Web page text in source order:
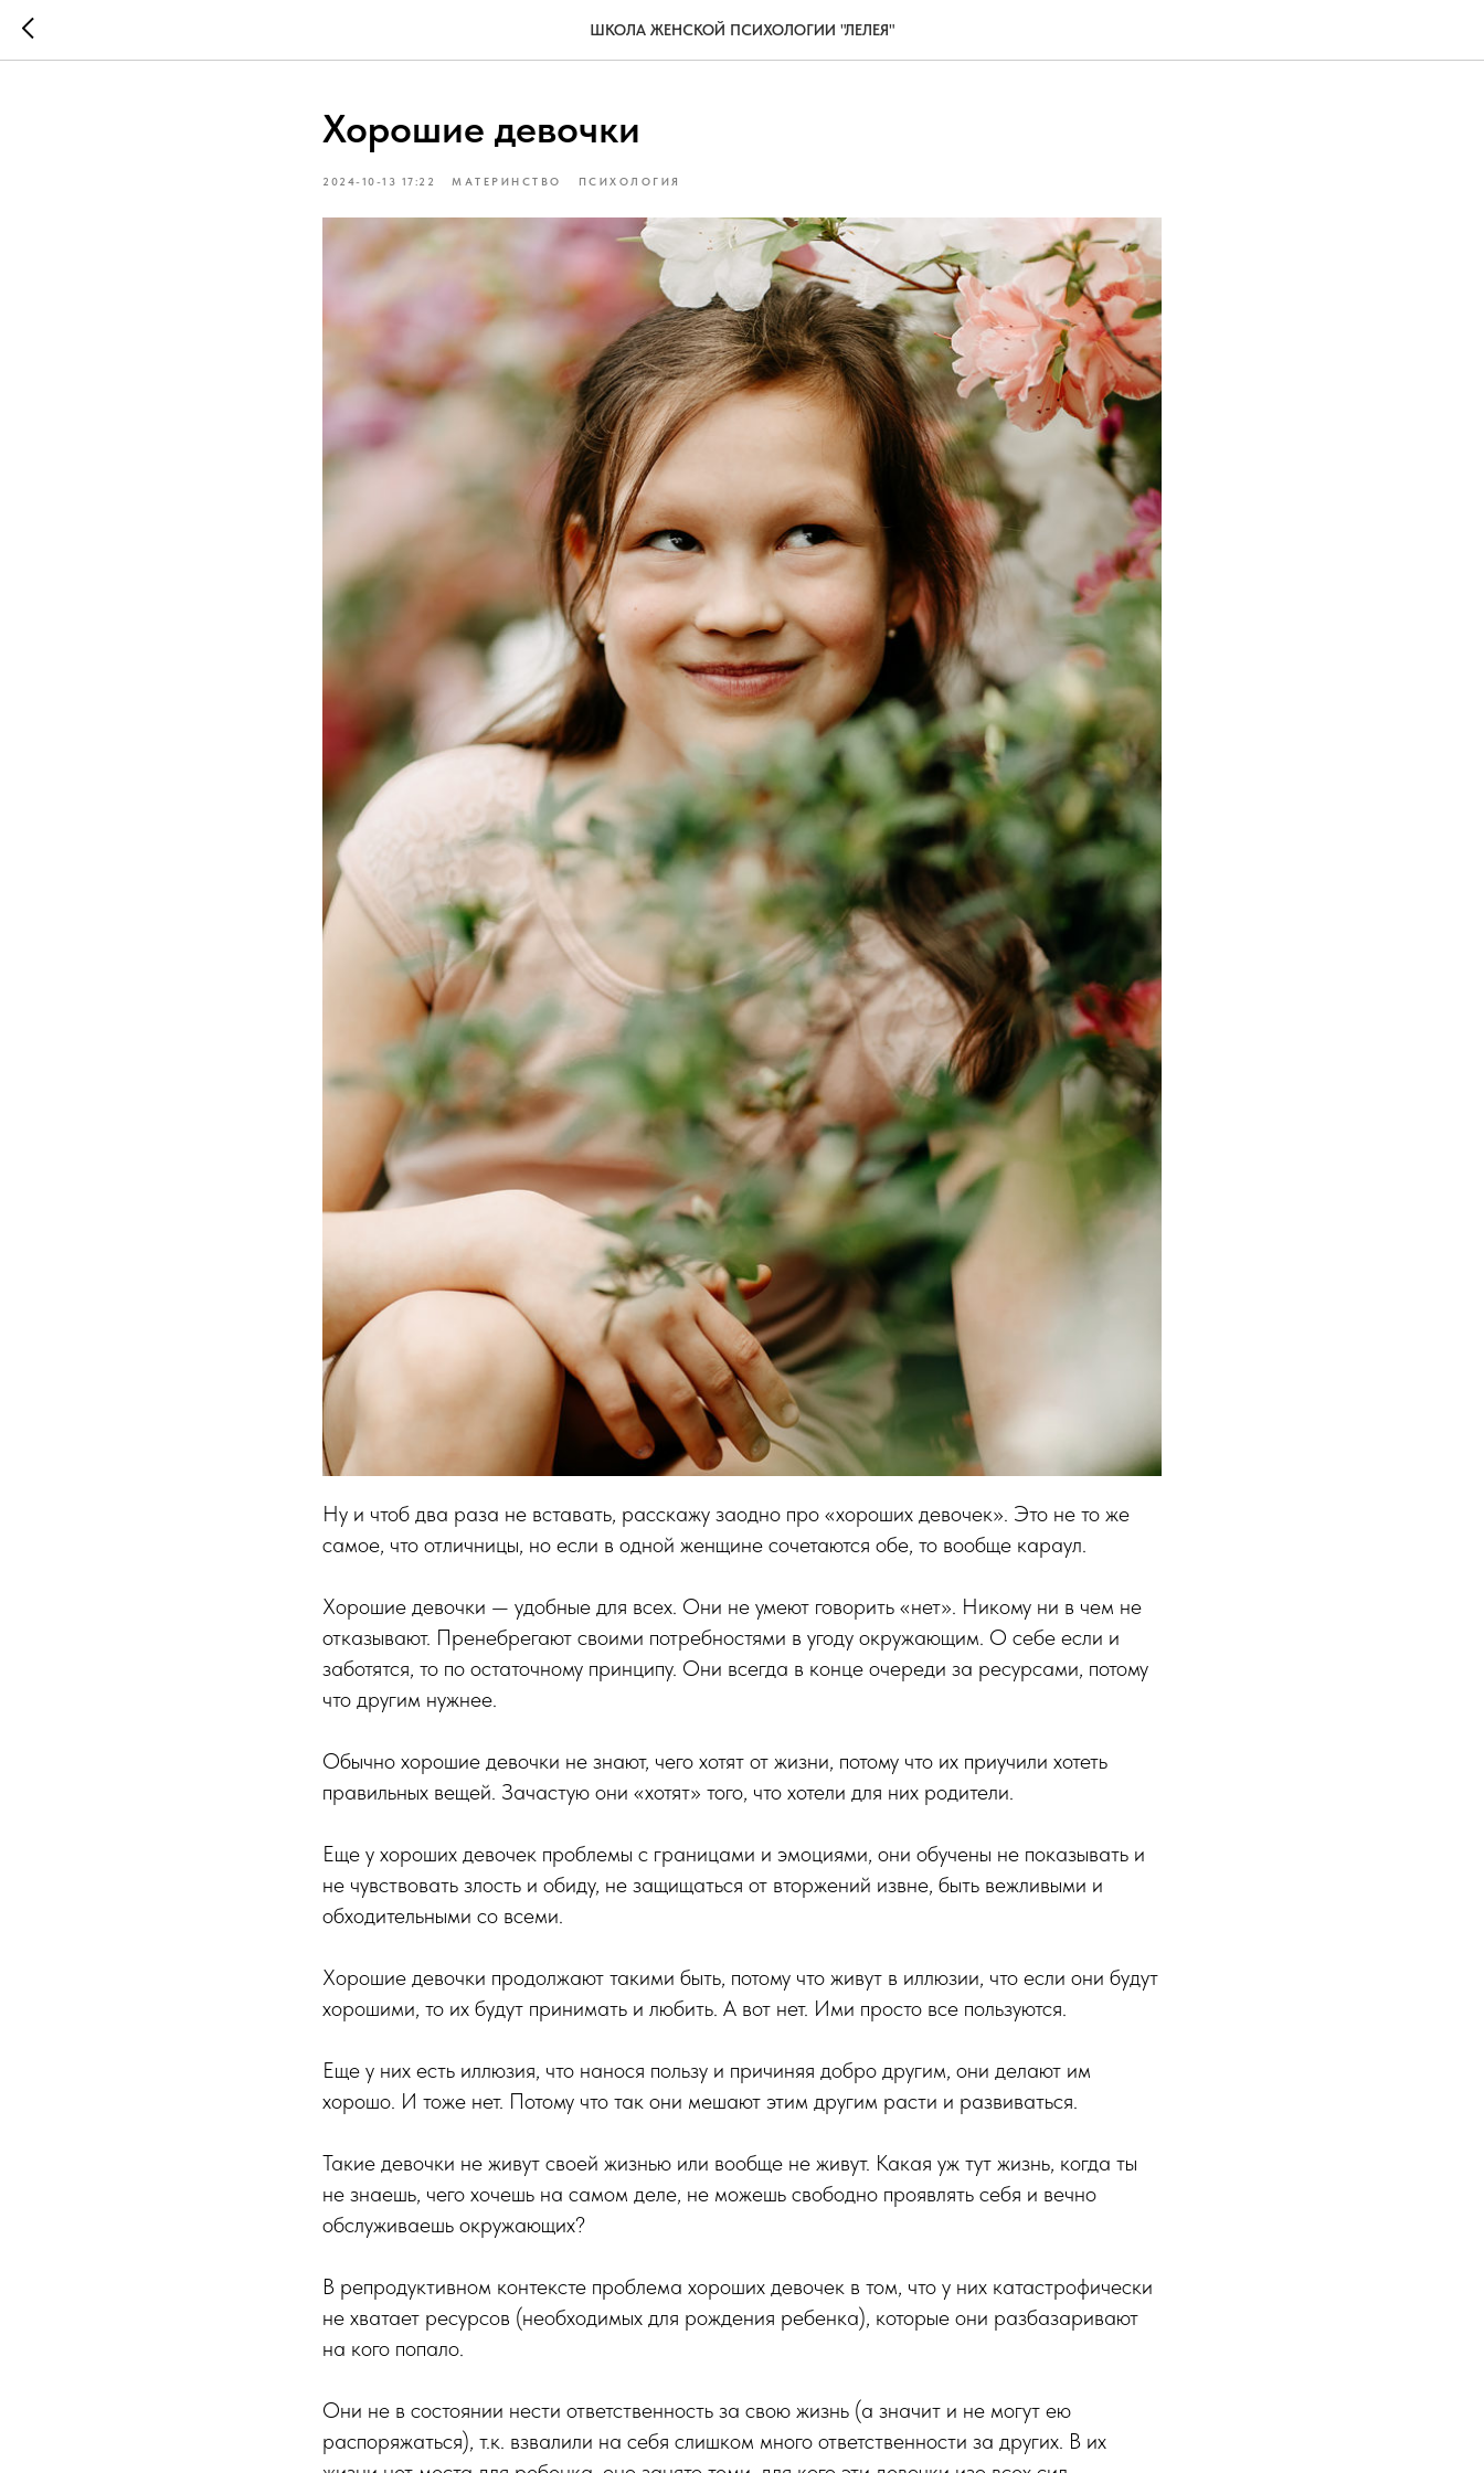
ШКОЛА ЖЕНСКОЙ ПСИХОЛОГИИ "ЛЕЛЕЯ"
Хорошие девочки
2024-10-13 17:22 МАТЕРИНСТВО ПСИХОЛОГИЯ
Ну и чтоб два раза не вставать, расскажу заодно про «хороших девочек». Это не то же
самое, что отличницы, но если в одной женщине сочетаются обе, то вообще караул.
Хорошие девочки — удобные для всех. Они не умеют говорить «нет». Никому ни в чем не
отказывают. Пренебрегают своими потребностями в угоду окружающим. О себе если и
заботятся, то по остаточному принципу. Они всегда в конце очереди за ресурсами, потому
что другим нужнее.
Обычно хорошие девочки не знают, чего хотят от жизни, потому что их приучили хотеть
правильных вещей. Зачастую они «хотят» того, что хотели для них родители.
Еще у хороших девочек проблемы с границами и эмоциями, они обучены не показывать и
не чувствовать злость и обиду, не защищаться от вторжений извне, быть вежливыми и
обходительными со всеми.
Хорошие девочки продолжают такими быть, потому что живут в иллюзии, что если они будут
хорошими, то их будут принимать и любить. А вот нет. Ими просто все пользуются.
Еще у них есть иллюзия, что нанося пользу и причиняя добро другим, они делают им
хорошо. И тоже нет. Потому что так они мешают этим другим расти и развиваться.
Такие девочки не живут своей жизнью или вообще не живут. Какая уж тут жизнь, когда ты
не знаешь, чего хочешь на самом деле, не можешь свободно проявлять себя и вечно
обслуживаешь окружающих?
В репродуктивном контексте проблема хороших девочек в том, что у них катастрофически
не хватает ресурсов (необходимых для рождения ребенка), которые они разбазаривают
на кого попало.
Они не в состоянии нести ответственность за свою жизнь (а значит и не могут ею
распоряжаться), т.к. взвалили на себя слишком много ответственности за других. В их